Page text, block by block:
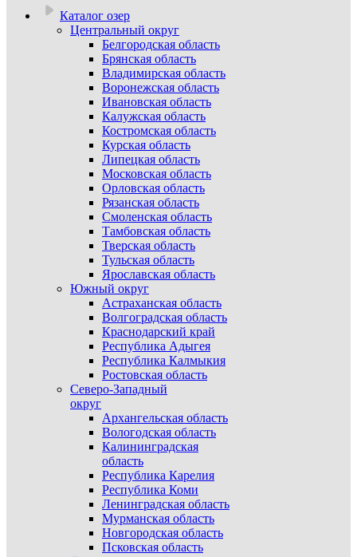
Каталог озер
Центральный округ
Белгородская область
Брянская область
Владимирская область
Воронежская область
Ивановская область
Калужская область
Костромская область
Курская область
Липецкая область
Московская область
Орловская область
Рязанская область
Смоленская область
Тамбовская область
Тверская область
Тульская область
Ярославская область
Южный округ
Астраханская область
Волгоградская область
Краснодарский край
Республика Адыгея
Республика Калмыкия
Ростовская область
Северо-Западный
округ
Архангельская область
Вологодская область
Калининградская
область
Республика Карелия
Республика Коми
Ленинградская область
Мурманская область
Новгородская область
Псковская область